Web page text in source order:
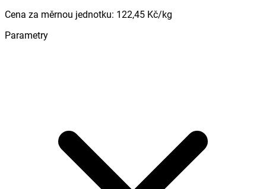
Cena za měrnou jednotku: 122,45 Kč/kg
Parametry